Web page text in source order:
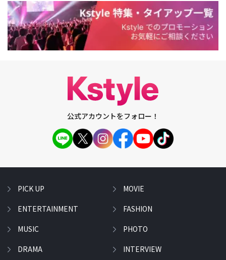
公式アカウントをフォロー！
PICK UP
ENTERTAINMENT
MUSIC
DRAMA
MOVIE
FASHION
PHOTO
INTERVIEW